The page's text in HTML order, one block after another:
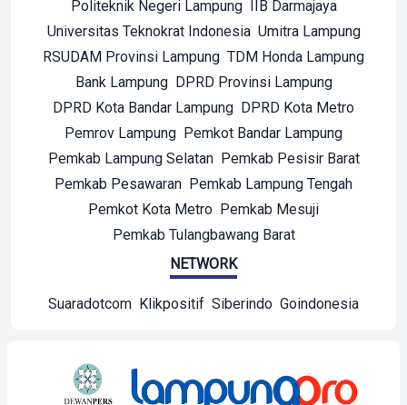
Politeknik Negeri Lampung IIB Darmajaya
Universitas Teknokrat Indonesia Umitra Lampung
RSUDAM Provinsi Lampung TDM Honda Lampung
Bank Lampung DPRD Provinsi Lampung
DPRD Kota Bandar Lampung DPRD Kota Metro
Pemrov Lampung Pemkot Bandar Lampung
Pemkab Lampung Selatan Pemkab Pesisir Barat
Pemkab Pesawaran Pemkab Lampung Tengah
Pemkot Kota Metro Pemkab Mesuji
Pemkab Tulangbawang Barat
NETWORK
Suaradotcom Klikpositif Siberindo Goindonesia